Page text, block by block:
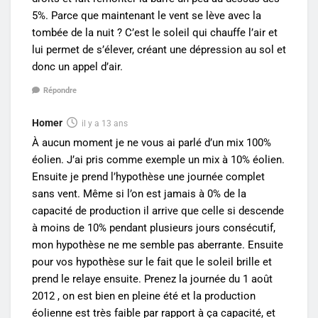
5%. Parce que maintenant le vent se lève avec la
tombée de la nuit ? C’est le soleil qui chauffe l’air et
lui permet de s’élever, créant une dépression au sol et
donc un appel d’air.
Répondre
Homer il y a 13 ans
À aucun moment je ne vous ai parlé d’un mix 100%
éolien. J’ai pris comme exemple un mix à 10% éolien.
Ensuite je prend l’hypothèse une journée complet
sans vent. Même si l’on est jamais à 0% de la
capacité de production il arrive que celle si descende
à moins de 10% pendant plusieurs jours consécutif,
mon hypothèse ne me semble pas aberrante. Ensuite
pour vos hypothèse sur le fait que le soleil brille et
prend le relaye ensuite. Prenez la journée du 1 août
2012 , on est bien en pleine été et la production
éolienne est très faible par rapport à ça capacité, et